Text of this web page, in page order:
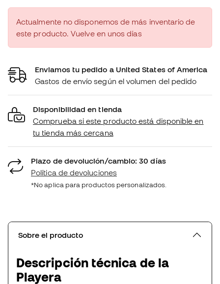
Actualmente no disponemos de más inventario de
este producto. Vuelve en unos días
Enviamos tu pedido a United States of America
Gastos de envío según el volumen del pedido
Disponibilidad en tienda
Comprueba si este producto está disponible en
tu tienda más cercana
Plazo de devolución/cambio: 30 días
Política de devoluciones
*No aplica para productos personalizados.
Sobre el producto
Descripción técnica de la
Playera